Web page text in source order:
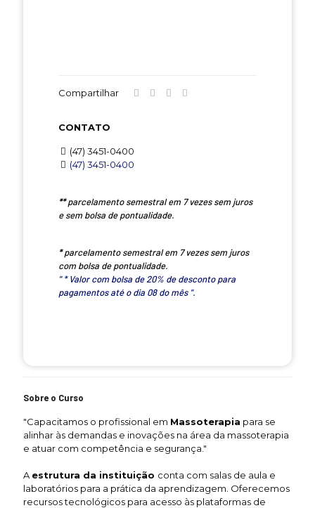
Compartilhar
CONTATO
(47) 3451-0400
(47) 3451-0400
**parcelamento semestral em 7 vezes sem juros
e sem bolsa de pontualidade.
*parcelamento semestral em 7 vezes sem juros
com bolsa de pontualidade.
" * Valor com bolsa de 20% de desconto para
pagamentos até o dia 08 do mês ".
Sobre o Curso
"Capacitamos o profissional em Massoterapia para se
alinhar às demandas e inovações na área da massoterapia
e atuar com competência e segurança."
A estrutura da instituição conta com salas de aula e
laboratórios para a prática da aprendizagem. Oferecemos
recursos tecnológicos para acesso às plataformas de